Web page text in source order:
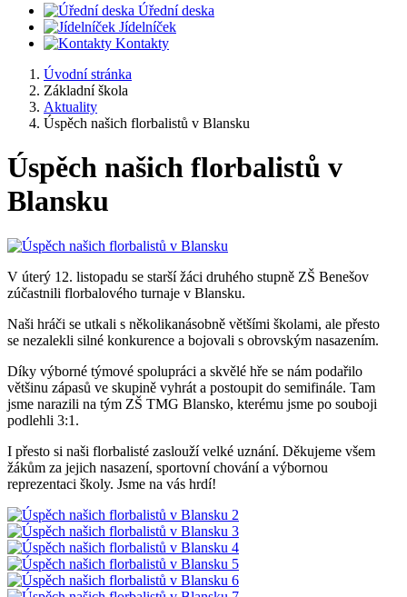
Úřední deska
Jídelníček
Kontakty
Úvodní stránka
Základní škola
Aktuality
Úspěch našich florbalistů v Blansku
Úspěch našich florbalistů v
Blansku
V úterý 12. listopadu se starší žáci druhého stupně ZŠ Benešov
zúčastnili florbalového turnaje v Blansku.
Naši hráči se utkali s několikanásobně většími školami, ale přesto
se nezalekli silné konkurence a bojovali s obrovským nasazením.
Díky výborné týmové spolupráci a skvělé hře se nám podařilo
většinu zápasů ve skupině vyhrát a postoupit do semifinále. Tam
jsme narazili na tým ZŠ TMG Blansko, kterému jsme po souboji
podlehli 3:1.
I přesto si naši florbalisté zaslouží velké uznání. Děkujeme všem
žákům za jejich nasazení, sportovní chování a výbornou
reprezentaci školy. Jsme na vás hrdí!